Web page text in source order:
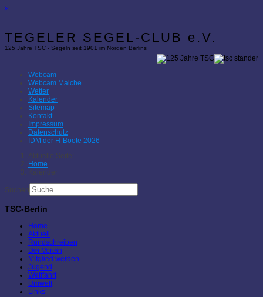
×
TEGELER SEGEL-CLUB e.V.
125 Jahre TSC - Segeln seit 1901 im Norden Berlins
Webcam
Webcam Malche
Wetter
Kalender
Sitemap
Kontakt
Impressum
Datenschutz
IDM der H-Boote 2026
Aktuelle Seite:
Home
Kalender
Suchen
TSC-Berlin
Home
Aktuell
Rundschreiben
Der Verein
Mitglied werden
Jugend
Wettfahrt
Umwelt
Links